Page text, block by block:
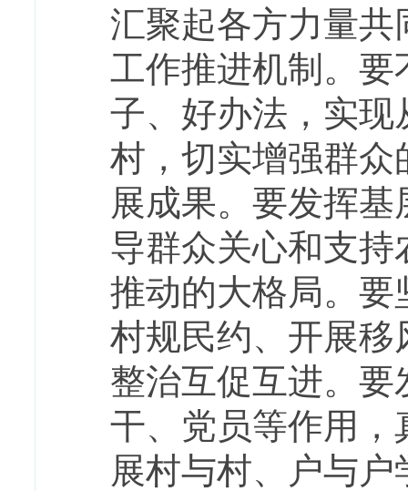
汇聚起各方力量
工作推进机制。
子、好办法，实现
村，切实增强群
展成果。要发挥
导群众关心和支
推动的大格局。
村规民约、开展
整治互促互进。要
干、党员等作用
展村与村、户与